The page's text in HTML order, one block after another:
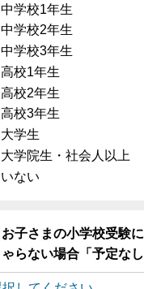
中学校1年生
中学校2年生
中学校3年生
高校1年生
高校2年生
高校3年生
大学生
大学院生・社会人以上
いない
お子さまの小学校受験
ゃらない場合「予定な